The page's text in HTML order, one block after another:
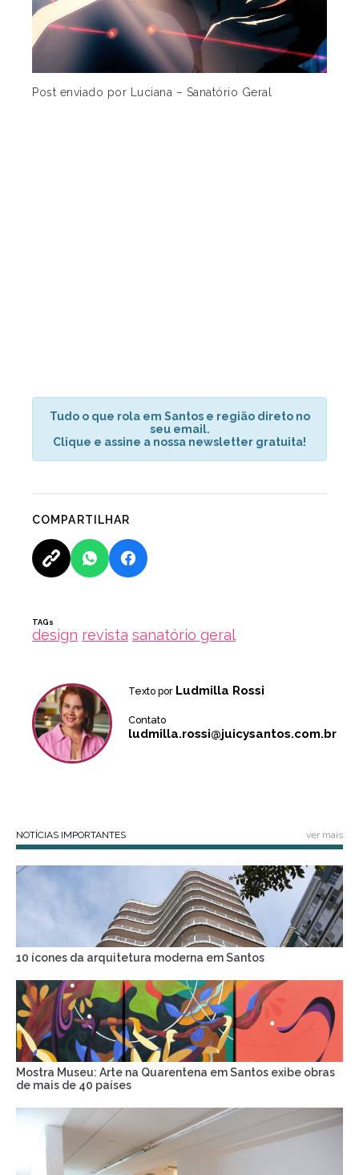
Post enviado por Luciana – Sanatório Geral
Tudo o que rola em Santos e região direto no
seu email.
Clique e assine a nossa newsletter gratuita!
COMPARTILHAR
TAGs
design revista sanatório geral
Texto por Ludmilla Rossi
Contato
ludmilla.rossi@juicysantos.com.br
NOTÍCIAS IMPORTANTES ver mais
10 ícones da arquitetura moderna em Santos
Mostra Museu: Arte na Quarentena em Santos exibe obras
de mais de 40 países